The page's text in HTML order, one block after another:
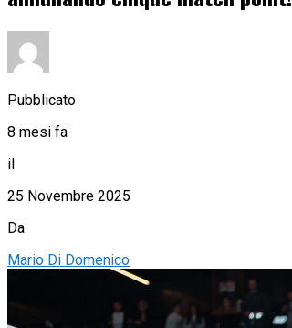
Pubblicato
8 mesi fa
il
25 Novembre 2025
Da
Mario Di Domenico